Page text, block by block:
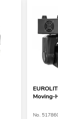
Moving-
No.